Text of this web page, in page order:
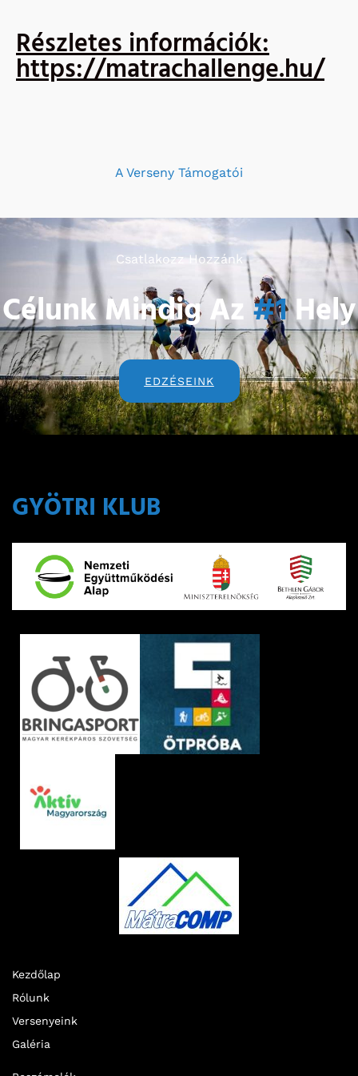
Részletes információk:
https://matrachallenge.hu/
A Verseny Támogatói
Csatlakozz Hozzánk
Célunk Mindig Az#1Hely
EDZÉSEINK
GYÖTRI KLUB
Kezdőlap
Rólunk
Versenyeink
Galéria